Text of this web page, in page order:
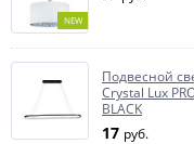
NEW
Подвесной
Crystal Lux
BLACK
17 руб.